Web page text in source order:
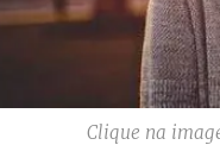
Clique na